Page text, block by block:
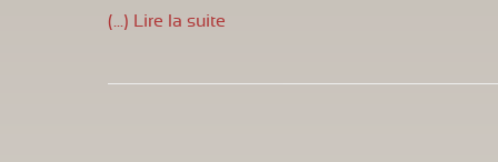
(...) Lire la suite